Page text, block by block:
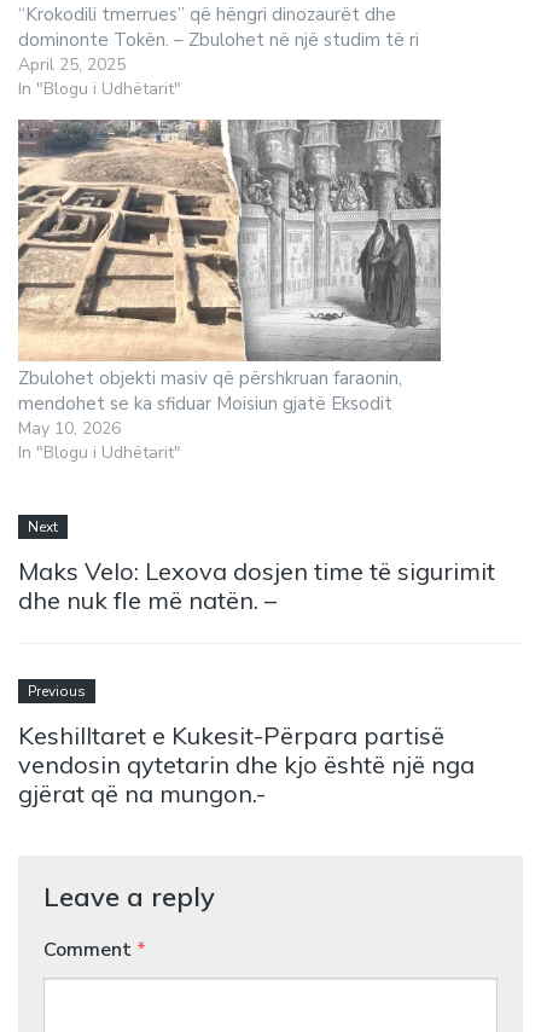
“Krokodili tmerrues” që hëngri dinozaurët dhe
dominonte Tokën. – Zbulohet në një studim të ri
April 25, 2025
In "Blogu i Udhëtarit"
Zbulohet objekti masiv që përshkruan faraonin,
mendohet se ka sfiduar Moisiun gjatë Eksodit
May 10, 2026
In "Blogu i Udhëtarit"
Next
Maks Velo: Lexova dosjen time të sigurimit
dhe nuk fle më natën. –
Previous
Keshilltaret e Kukesit-Përpara partisë
vendosin qytetarin dhe kjo është një nga
gjërat që na mungon.-
Leave a reply
Comment *